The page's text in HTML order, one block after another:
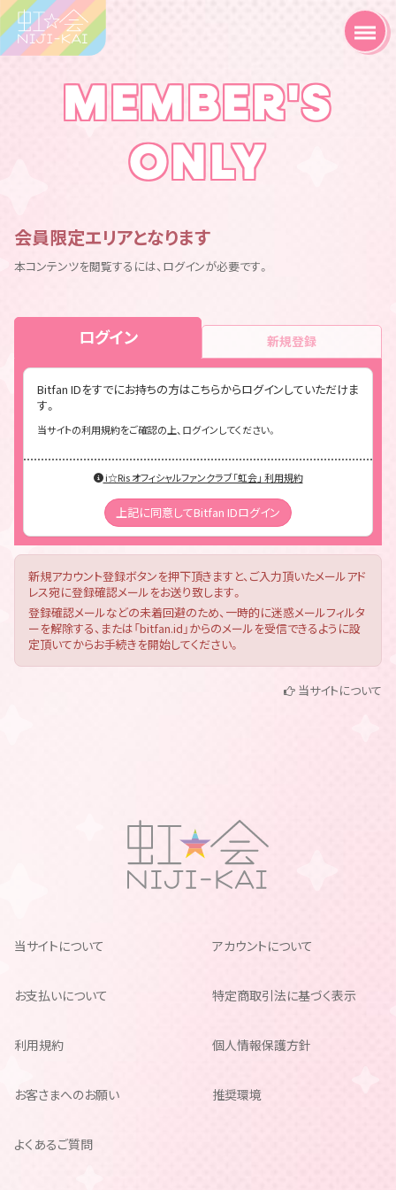
MEMBER'S
ONLY
会員限定エリアとなります
本コンテンツを閲覧するには、ログインが必要です。
ログイン 新規登録
Bitfan IDをすでにお持ちの方はこちらからログインしていただけま
す。
当サイトの利用規約をご確認の上、ログインしてください。
i☆Ris オフィシャルファンクラブ「虹会」 利用規約
上記に同意してBitfan IDログイン
新規アカウント登録ボタンを押下頂きますと、ご入力頂いたメールアド
レス宛に登録確認メールをお送り致します。
登録確認メールなどの未着回避のため、一時的に迷惑メールフィルタ
ーを解除する、または「bitfan.id」からのメールを受信できるように設
定頂いてからお手続きを開始してください。
当サイトについて
当サイトについて アカウントについて
お支払いについて 特定商取引法に基づく表示
利用規約 個人情報保護方針
お客さまへのお願い 推奨環境
よくあるご質問